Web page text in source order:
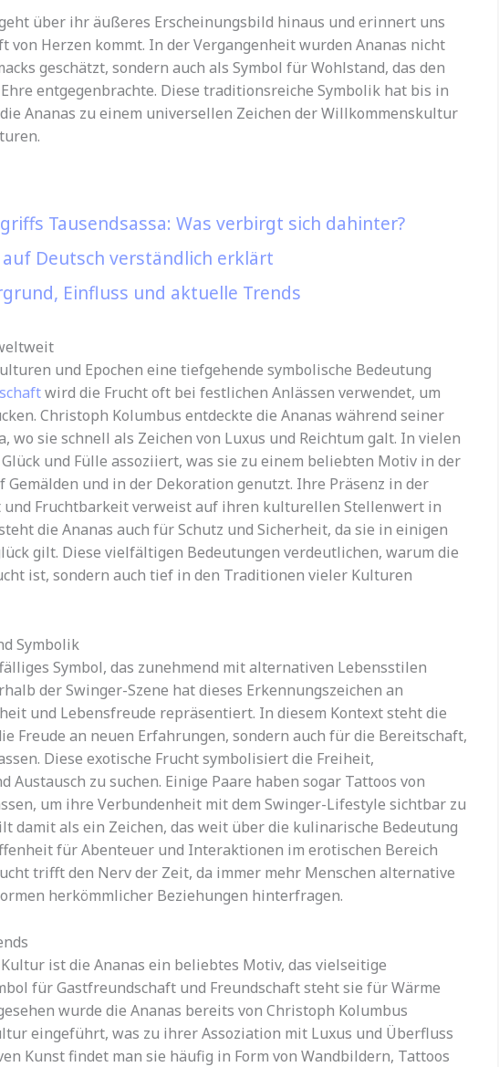
über ihr äußeres Erscheinungsbild hinaus und erinnert uns
von Herzen kommt. In der Vergangenheit wurden Ananas nicht
geschätzt, sondern auch als Symbol für Wohlstand, das den
entgegenbrachte. Diese traditionsreiche Symbolik hat bis in
Ananas zu einem universellen Zeichen der Willkommenskultur
Tausendsassa: Was verbirgt sich dahinter?
Deutsch verständlich erklärt
Einfluss und aktuelle Trends
und Epochen eine tiefgehende symbolische Bedeutung
wird die Frucht oft bei festlichen Anlässen verwendet, um
Christoph Kolumbus entdeckte die Ananas während seiner
wo sie schnell als Zeichen von Luxus und Reichtum galt. In vielen
und Fülle assoziiert, was sie zu einem beliebten Motiv in der
Gemälden und in der Dekoration genutzt. Ihre Präsenz in der
und Fruchtbarkeit verweist auf ihren kulturellen Stellenwert in
die Ananas auch für Schutz und Sicherheit, da sie in einigen
gilt. Diese vielfältigen Bedeutungen verdeutlichen, warum die
ist, sondern auch tief in den Traditionen vieler Kulturen
Symbolik
Symbol, das zunehmend mit alternativen Lebensstilen
der Swinger-Szene hat dieses Erkennungszeichen an
und Lebensfreude repräsentiert. In diesem Kontext steht die
Freude an neuen Erfahrungen, sondern auch für die Bereitschaft,
Diese exotische Frucht symbolisiert die Freiheit,
zu suchen. Einige Paare haben sogar Tattoos von
um ihre Verbundenheit mit dem Swinger-Lifestyle sichtbar zu
damit als ein Zeichen, das weit über die kulinarische Bedeutung
für Abenteuer und Interaktionen im erotischen Bereich
trifft den Nerv der Zeit, da immer mehr Menschen alternative
herkömmlicher Beziehungen hinterfragen.
ist die Ananas ein beliebtes Motiv, das vielseitige
für Gastfreundschaft und Freundschaft steht sie für Wärme
wurde die Ananas bereits von Christoph Kolumbus
eingeführt, was zu ihrer Assoziation mit Luxus und Überfluss
Kunst findet man sie häufig in Form von Wandbildern, Tattoos